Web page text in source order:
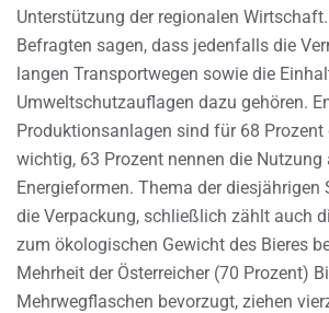
Unterstützung der regionalen
Befragten sagen, dass jedenfalls die
langen Transportwegen sowie die
Umweltschutzauflagen dazu gehören.
Produktionsanlagen sind für 68 Prozent
wichtig, 63 Prozent nennen die Nutzung
Energieformen. Thema der diesjährigen
die Verpackung, schließlich zählt auch
zum ökologischen Gewicht des Bieres
Mehrheit der Österreicher (70 Prozent)
Mehrwegflaschen bevorzugt, ziehen